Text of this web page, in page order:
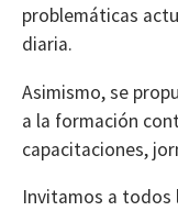
problemáticas
diaria.
Asimismo, se
a la formación
capacitaciones,
Invitamos a todos